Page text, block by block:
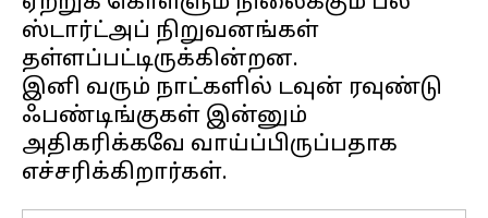
ஸ்டார்ட்அப் நிறுவனங்கள்
தள்ளப்பட்டிருக்கின்றன.
இனி வரும் நாட்களில் டவுன் ரவுண்டு
ஃபண்டிங்குகள் இன்னும்
அதிகரிக்கவே வாய்ப்பிருப்பதாக